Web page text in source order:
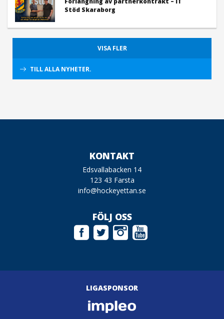
Stöd Skaraborg
VISA FLER
TILL ALLA NYHETER.
KONTAKT
Edsvallabacken 14
123 43 Farsta
info@hockeyettan.se
FÖLJ OSS
LIGASPONSOR